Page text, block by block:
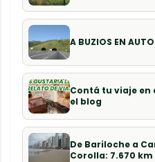
A BUZIOS EN
Contá tu viaje en
el blog
De Bariloche a
Corolla: 7.670